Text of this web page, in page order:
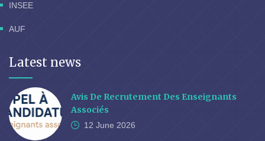
INSEE
AUF
Latest news
Avis De Recrutement Des Enseignants
Associés
12 June 2026